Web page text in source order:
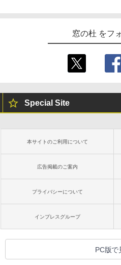
窓の杜 をフ
Special Site
本サイトのご利用について
広告掲載のご案内
プライバシーについて
インプレスグループ
PC版で